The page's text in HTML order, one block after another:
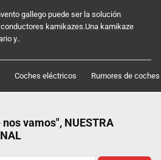
gallego puede ser la solución
kamikazes.Una kamikaze
y..
Coches eléctricos Rumores de coches
vamos", NUESTRA